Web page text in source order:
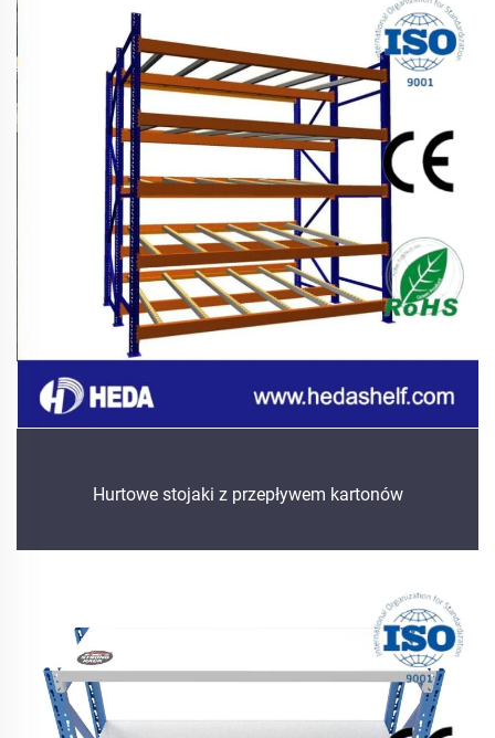
Hurtowe stojaki z przepływem kartonów